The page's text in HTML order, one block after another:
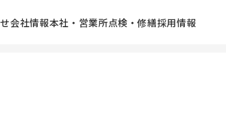
会社情報本社・営業所点検・修繕採用情報